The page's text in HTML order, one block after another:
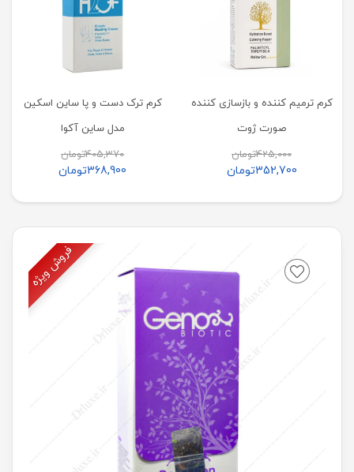
کرم ترمیم کننده و بازسازی کننده
صورت ژوت
425,000تومان
352,700تومان
کرم ترک دست و پا ساین اسکین
مدل ساین آکوا
405,370تومان
368,900تومان
فروش ویژه